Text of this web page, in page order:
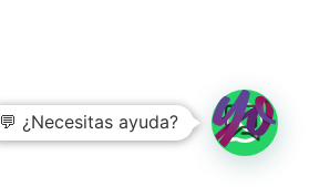
💬 ¿Necesitas ayuda?